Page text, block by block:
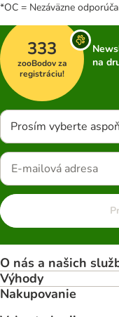
*OC = Nezáväzne
333
zooBodov za
registráciu!
na
Prosím vyberte
O nás a našich
Výhody
Nakupovanie